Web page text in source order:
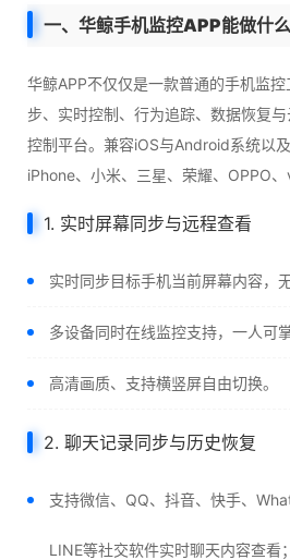
一、华鲸手机监控APP能做什
华鲸APP不仅仅是一款普通的手机监
步、实时控制、行为追踪、数据恢复
控制平台。兼容iOS与Android系统以
iPhone、小米、三星、荣耀、OPPO、
1. 实时屏幕同步与远程查看
实时同步目标手机当前屏幕内容，
多设备同时在线监控支持，一人可
高清画质、支持横竖屏自由切换。
2. 聊天记录同步与历史恢复
支持微信、QQ、抖音、快手、
LINE等社交软件实时聊天内容查看；